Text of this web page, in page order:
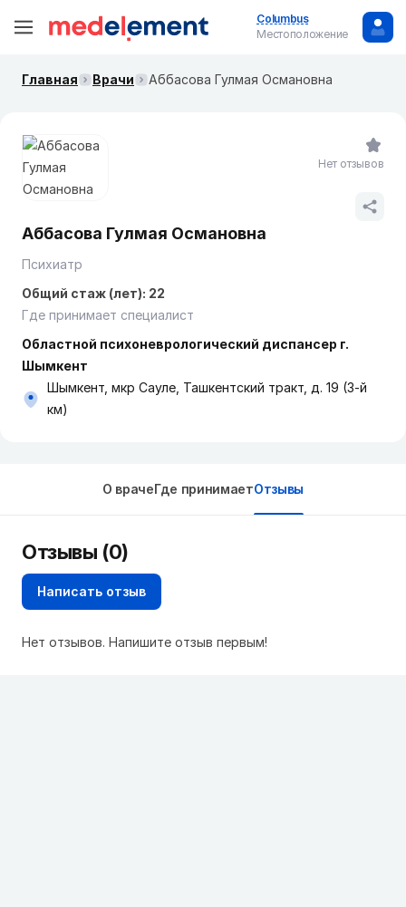
Columbus
Местоположение
Главная Врачи Аббасова Гулмая Османовна
Аббасова Гулмая Османовна
Психиатр
Общий стаж (лет): 22
Где принимает специалист
Областной психоневрологический диспансер г.
Шымкент
Шымкент, мкр Сауле, Ташкентский тракт, д. 19 (3-й
км)
Нет отзывов
О врачеГде принимаетОтзывы
Отзывы (0)
Написать отзыв
Нет отзывов. Напишите отзыв первым!